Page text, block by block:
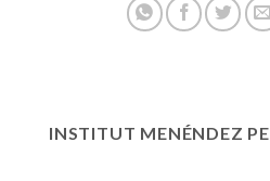
INSTITUT MENÉNDEZ